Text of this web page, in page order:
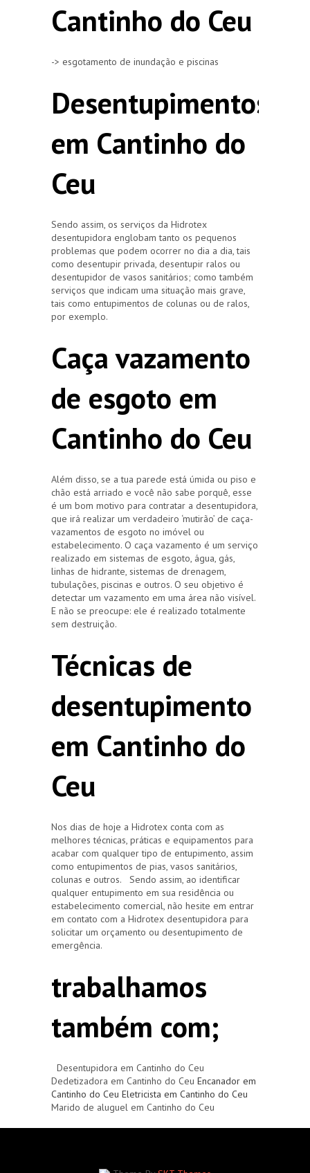
Cantinho do Ceu
-> esgotamento de inundação e piscinas
Desentupimentos
em Cantinho do
Ceu
Sendo assim, os serviços da Hidrotex
desentupidora englobam tanto os pequenos
problemas que podem ocorrer no dia a dia, tais
como desentupir privada, desentupir ralos ou
desentupidor de vasos sanitários; como também
serviços que indicam uma situação mais grave,
tais como entupimentos de colunas ou de ralos,
por exemplo.
Caça vazamento
de esgoto em
Cantinho do Ceu
Além disso, se a tua parede está úmida ou piso e
chão está arriado e você não sabe porquê, esse
é um bom motivo para contratar a desentupidora,
que irá realizar um verdadeiro ‘mutirão’ de caça-
vazamentos de esgoto no imóvel ou
estabelecimento. O caça vazamento é um serviço
realizado em sistemas de esgoto, água, gás,
linhas de hidrante, sistemas de drenagem,
tubulações, piscinas e outros. O seu objetivo é
detectar um vazamento em uma área não visível.
E não se preocupe: ele é realizado totalmente
sem destruição.
Técnicas de
desentupimento
em Cantinho do
Ceu
Nos dias de hoje a Hidrotex conta com as
melhores técnicas, práticas e equipamentos para
acabar com qualquer tipo de entupimento, assim
como entupimentos de pias, vasos sanitários,
colunas e outros. Sendo assim, ao identificar
qualquer entupimento em sua residência ou
estabelecimento comercial, não hesite em entrar
em contato com a Hidrotex desentupidora para
solicitar um orçamento ou desentupimento de
emergência.
trabalhamos
também com;
Desentupidora em Cantinho do Ceu
Dedetizadora em Cantinho do Ceu Encanador em
Cantinho do Ceu Eletricista em Cantinho do Ceu
Marido de aluguel em Cantinho do Ceu